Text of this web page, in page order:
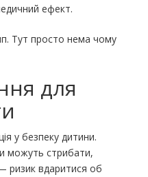
ефект.
Тут просто нема чому
для
у безпеку дитини.
можуть стрибати,
ризик вдаритися об